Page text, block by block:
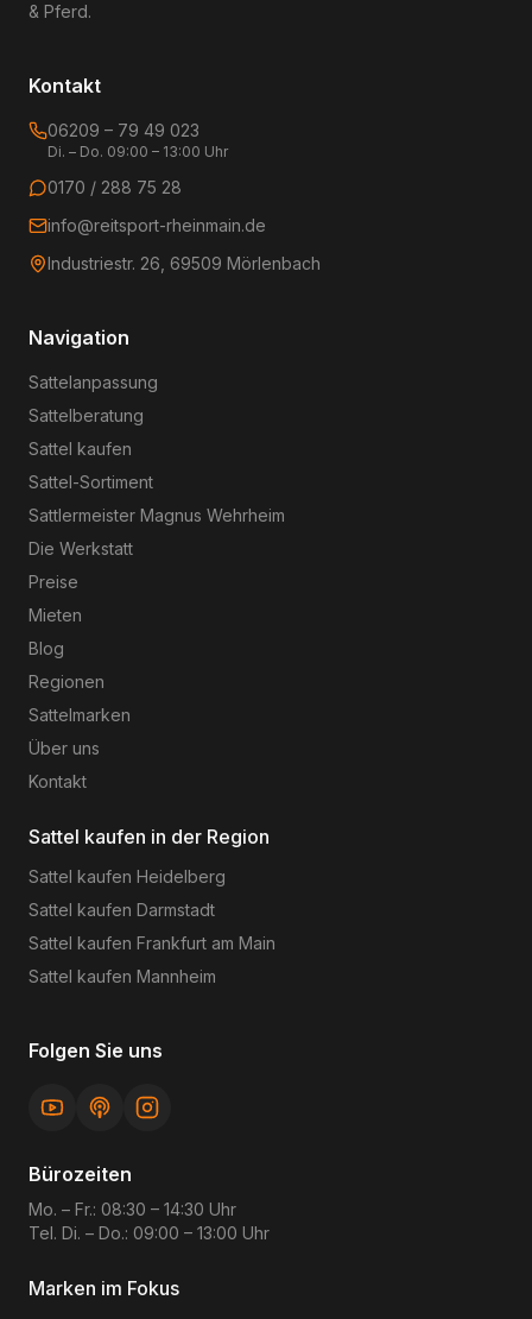
& Pferd.
Kontakt
06209 – 79 49 023
Di. – Do. 09:00 – 13:00 Uhr
0170 / 288 75 28
info@reitsport-rheinmain.de
Industriestr. 26, 69509 Mörlenbach
Navigation
Sattelanpassung
Sattelberatung
Sattel kaufen
Sattel-Sortiment
Sattlermeister Magnus Wehrheim
Die Werkstatt
Preise
Mieten
Blog
Regionen
Sattelmarken
Über uns
Kontakt
Sattel kaufen in der Region
Sattel kaufen Heidelberg
Sattel kaufen Darmstadt
Sattel kaufen Frankfurt am Main
Sattel kaufen Mannheim
Folgen Sie uns
Bürozeiten
Mo. – Fr.: 08:30 – 14:30 Uhr
Tel. Di. – Do.: 09:00 – 13:00 Uhr
Marken im Fokus